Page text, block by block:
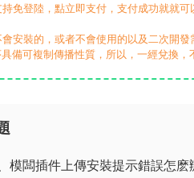
免登陸，點立即支付，支付成功就就
安裝的，或者不會使用的以及二次開發
備可複制傳播性質，所以，一經兌換，
模闆插件上傳安裝提示錯誤怎麽